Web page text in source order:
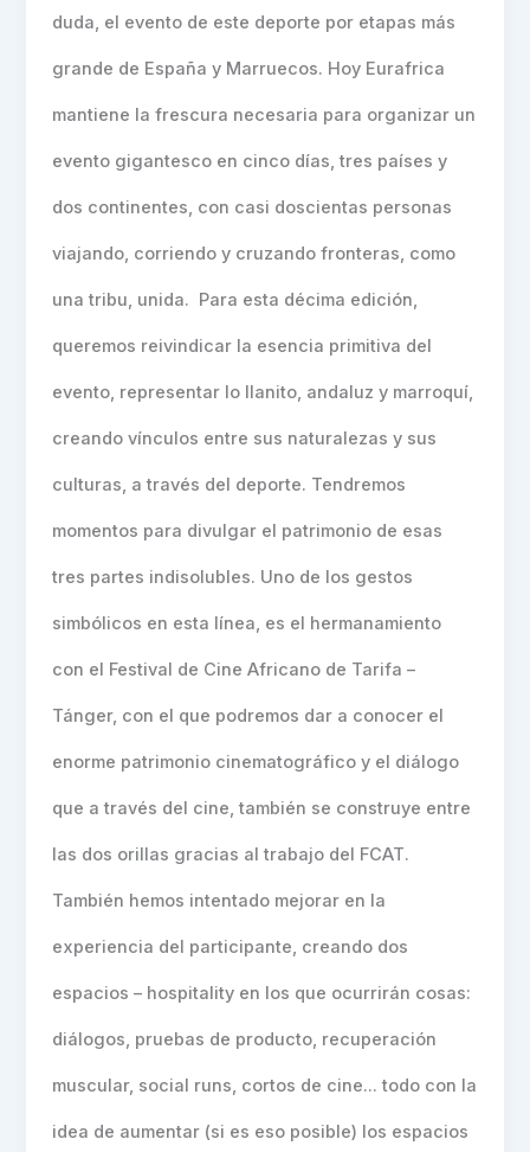
duda, el evento de este deporte por etapas más
grande de España y Marruecos. Hoy Eurafrica
mantiene la frescura necesaria para organizar un
evento gigantesco en cinco días, tres países y
dos continentes, con casi doscientas personas
viajando, corriendo y cruzando fronteras, como
una tribu, unida. Para esta décima edición,
queremos reivindicar la esencia primitiva del
evento, representar lo llanito, andaluz y marroquí,
creando vínculos entre sus naturalezas y sus
culturas, a través del deporte. Tendremos
momentos para divulgar el patrimonio de esas
tres partes indisolubles. Uno de los gestos
simbólicos en esta línea, es el hermanamiento
con el Festival de Cine Africano de Tarifa –
Tánger, con el que podremos dar a conocer el
enorme patrimonio cinematográfico y el diálogo
que a través del cine, también se construye entre
las dos orillas gracias al trabajo del FCAT.
También hemos intentado mejorar en la
experiencia del participante, creando dos
espacios – hospitality en los que ocurrirán cosas:
diálogos, pruebas de producto, recuperación
muscular, social runs, cortos de cine… todo con la
idea de aumentar (si es eso posible) los espacios